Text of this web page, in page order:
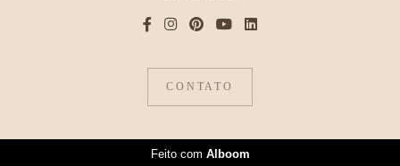
CONTATO
Feito com Alboom